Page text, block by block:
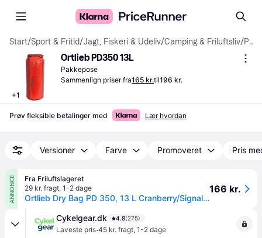
Start/Sport & Fritid/Jagt, Fiskeri & Udeliv/Camping & Friluftsliv/ Pakkeposer
+1
Ortlieb PD350 13L
Pakkepose
Sammenlign priser fra165 kr.til196 kr.
Prøv fleksible betalinger med Lær hvordan
Versioner Farve Promoveret Pris
ANNONCE
Fra Friluftslageret
29 kr. fragt, 1-2 dage
Ortlieb Dry Bag PD 350, 13 L Cranberry/Signal Red
166 kr.
Cykelgear.dk 4.8(275)
Laveste pris·45 kr. fragt, 1-2 dage